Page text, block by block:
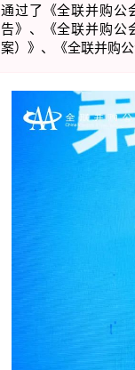
通过了《全联并购公
告》、《全联并购公
案）》、《全联并购